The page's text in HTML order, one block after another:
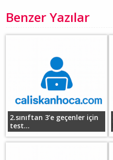
Benzer Yazılar
2.sınıftan 3’e geçenler için
test...